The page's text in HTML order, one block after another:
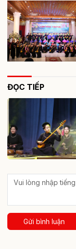
ĐỌC TIẾP
Gửi bình luận